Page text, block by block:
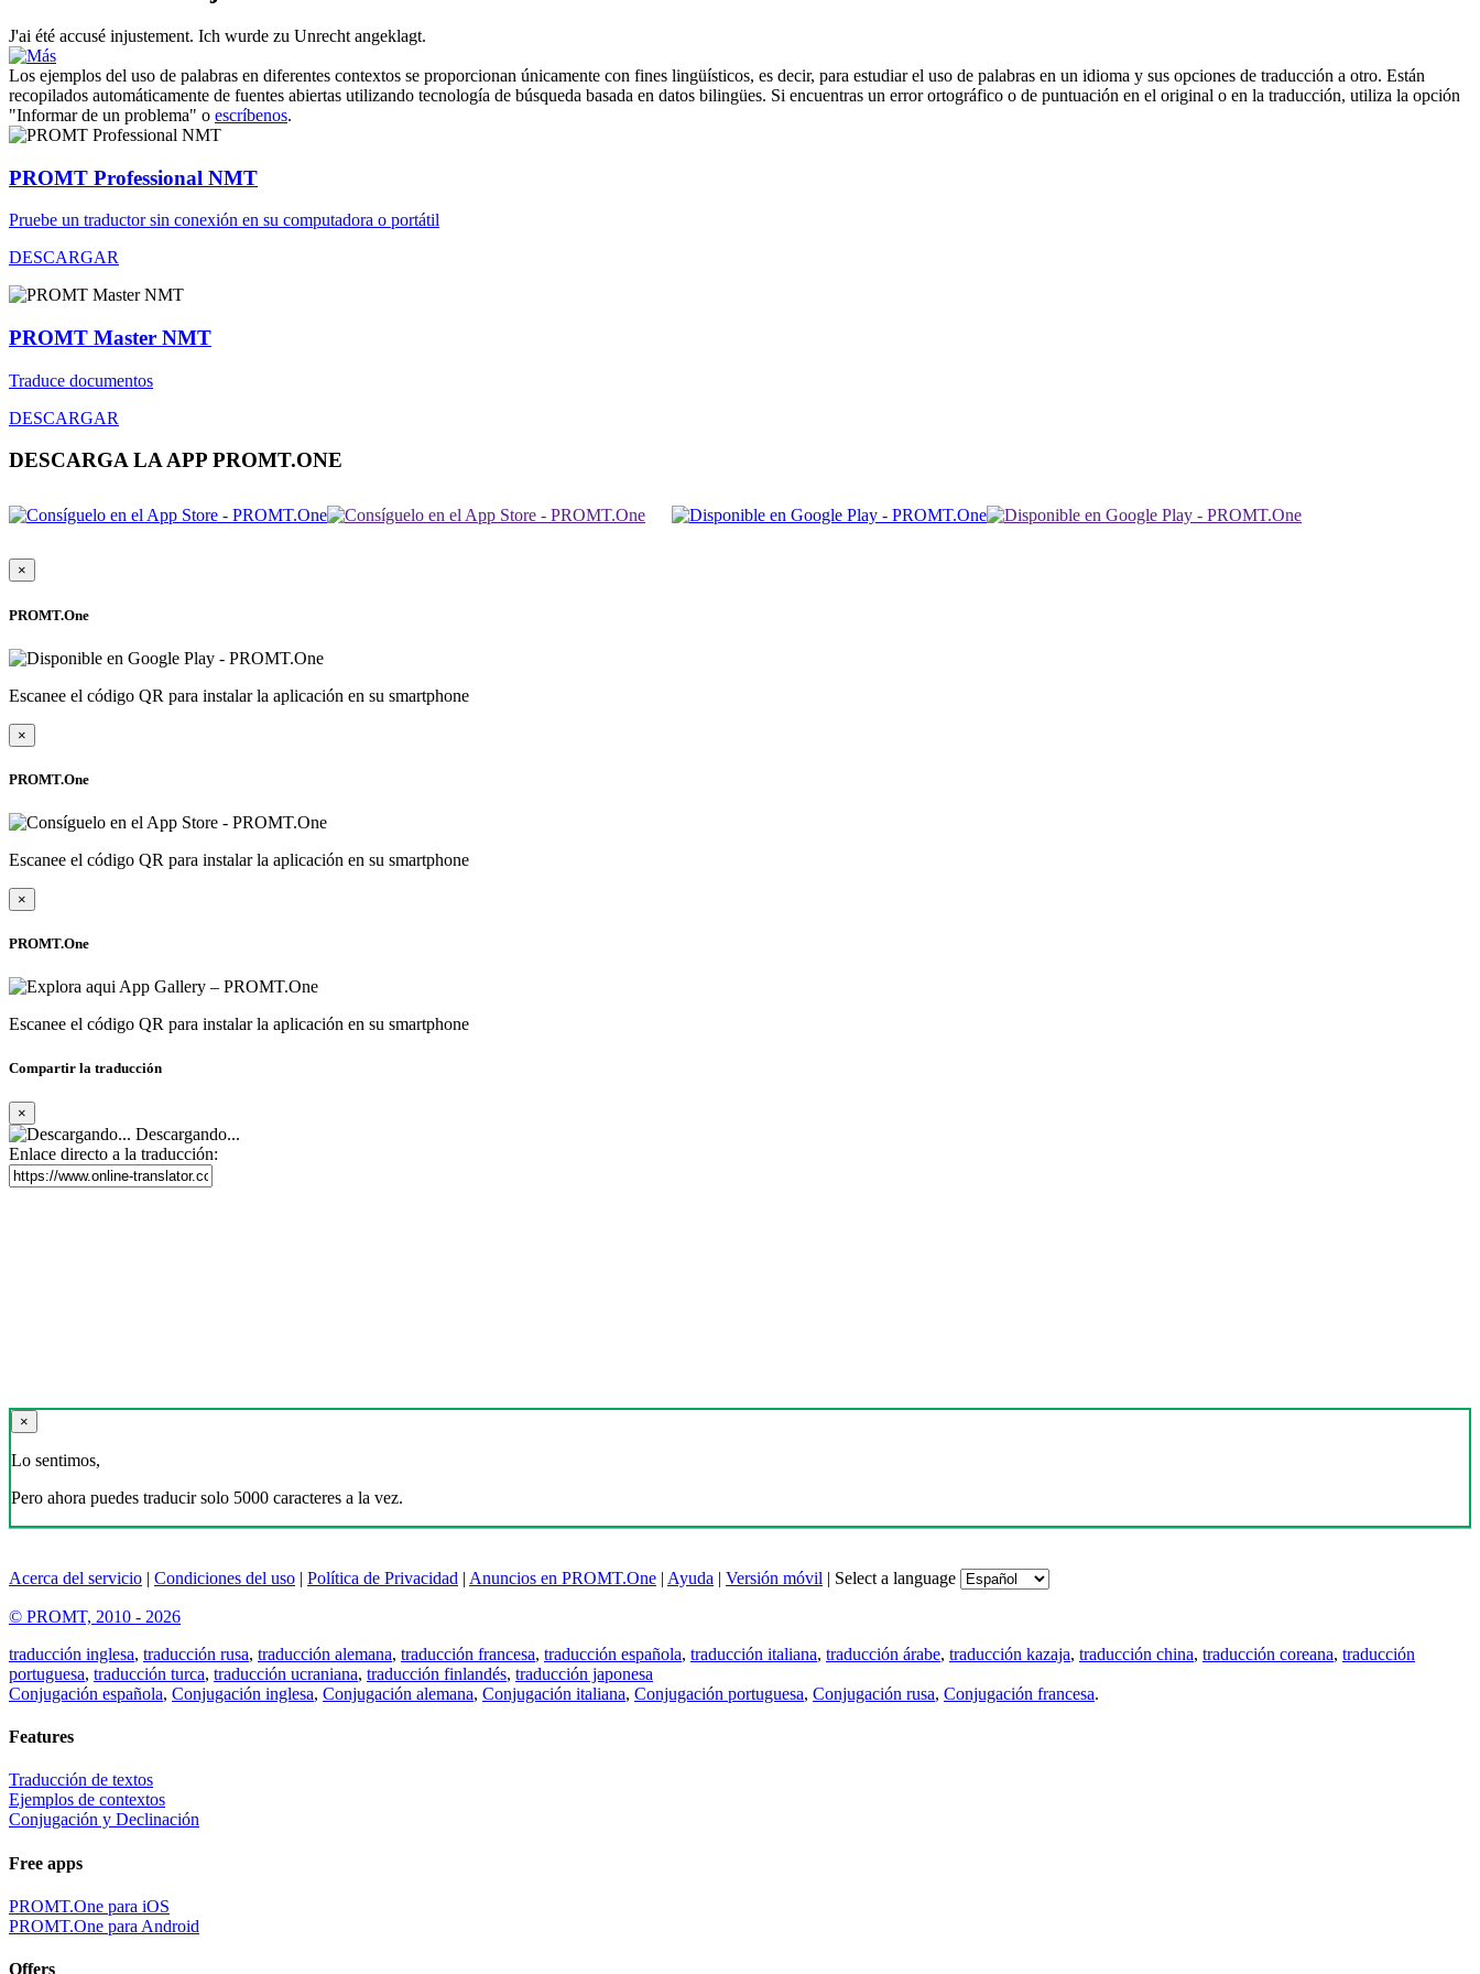
J'ai été accusé injustement. Ich wurde zu Unrecht angeklagt.
Los ejemplos del uso de palabras en diferentes contextos se proporcionan únicamente con fines lingüísticos, es decir, para estudiar el uso de palabras en un idioma y sus opciones de traducción a otro. Están
recopilados automáticamente de fuentes abiertas utilizando tecnología de búsqueda basada en datos bilingües. Si encuentras un error ortográfico o de puntuación en el original o en la traducción, utiliza la opción
"Informar de un problema" o escríbenos.
PROMT Professional NMT
Pruebe un traductor sin conexión en su computadora o portátil
DESCARGAR
PROMT Master NMT
Traduce documentos
DESCARGAR
DESCARGA LA APP PROMT.ONE
×
PROMT.One
Escanee el código QR para instalar la aplicación en su smartphone
×
PROMT.One
Escanee el código QR para instalar la aplicación en su smartphone
×
PROMT.One
Escanee el código QR para instalar la aplicación en su smartphone
Compartir la traducción
×
Descargando...
Enlace directo a la traducción:
×
Lo sentimos,
Pero ahora puedes traducir solo 5000 caracteres a la vez.
Acerca del servicio | Condiciones del uso | Política de Privacidad | Anuncios en PROMT.One | Ayuda | Versión móvil | Select a language
© PROMT, 2010 - 2026
traducción inglesa, traducción rusa, traducción alemana, traducción francesa, traducción española, traducción italiana, traducción árabe, traducción kazaja, traducción china, traducción coreana, traducción
portuguesa, traducción turca, traducción ucraniana, traducción finlandés, traducción japonesa
Conjugación española, Conjugación inglesa, Conjugación alemana, Conjugación italiana, Conjugación portuguesa, Conjugación rusa, Conjugación francesa.
Features
Traducción de textos
Ejemplos de contextos
Conjugación y Declinación
Free apps
PROMT.One para iOS
PROMT.One para Android
Offers